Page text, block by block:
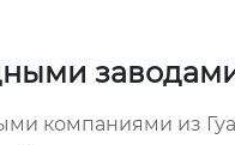
компаниями из